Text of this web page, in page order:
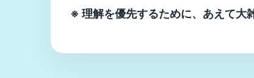
※ 理解を優先するために、あえて大